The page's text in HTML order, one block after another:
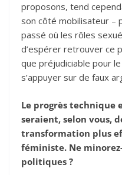
proposons, tend
son côté mobilisateur –
passé où les rôles
d’espérer retrouver ce
que préjudiciable pour
s’appuyer sur de faux
Le progrès technique
seraient, selon vous,
transformation plus
féministe. Ne
politiques ?